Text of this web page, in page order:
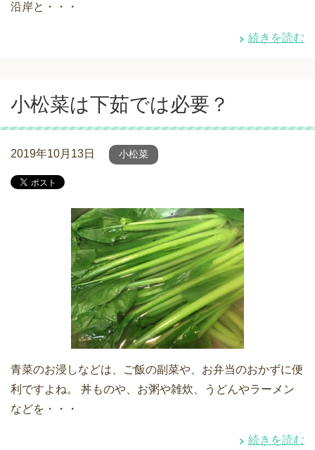
沿岸と・・・
続きを読む
小松菜は下茹では必要？
2019年10月13日 小松菜
青菜のお浸しなどは、ご飯の副菜や、お弁当のおかずに便
利ですよね。 丼ものや、お粥や雑炊、うどんやラーメン
などを・・・
続きを読む